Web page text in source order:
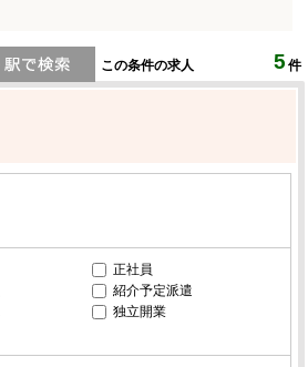
この条件の求人 5 件
正社員
紹介予定派遣
独立開業